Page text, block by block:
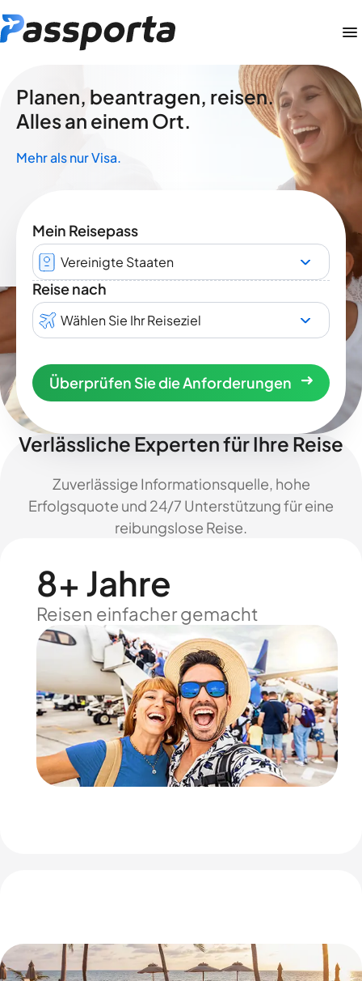
Planen, beantragen, reisen.
Alles an einem Ort.
Mehr als nur Visa.
Mein Reisepass
Vereinigte Staaten
Reise nach
Wählen Sie Ihr Reiseziel
Überprüfen Sie die Anforderungen
Verlässliche Experten für Ihre Reise
Zuverlässige Informationsquelle, hohe
Erfolgsquote und 24/7 Unterstützung für eine
reibungslose Reise.
8+ Jahre
Reisen einfacher gemacht